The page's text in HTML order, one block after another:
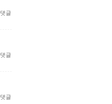
댓글
댓글
댓글